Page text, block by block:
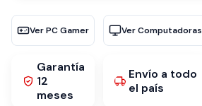
Ver PC Gamer Ver Computadoras
Garantía
12
meses
Envío a todo
el país